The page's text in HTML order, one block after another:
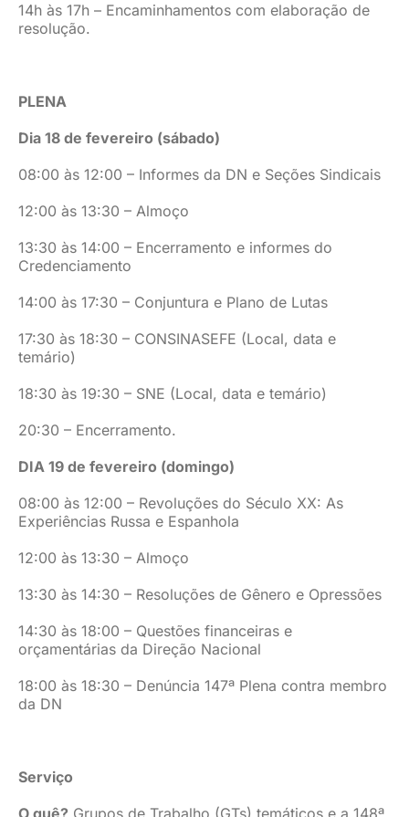
14h às 17h – Encaminhamentos com elaboração de
resolução.
PLENA
Dia 18 de fevereiro (sábado)
08:00 às 12:00 – Informes da DN e Seções Sindicais
12:00 às 13:30 – Almoço
13:30 às 14:00 – Encerramento e informes do
Credenciamento
14:00 às 17:30 – Conjuntura e Plano de Lutas
17:30 às 18:30 – CONSINASEFE (Local, data e
temário)
18:30 às 19:30 – SNE (Local, data e temário)
20:30 – Encerramento.
DIA 19 de fevereiro (domingo)
08:00 às 12:00 – Revoluções do Século XX: As
Experiências Russa e Espanhola
12:00 às 13:30 – Almoço
13:30 às 14:30 – Resoluções de Gênero e Opressões
14:30 às 18:00 – Questões financeiras e
orçamentárias da Direção Nacional
18:00 às 18:30 – Denúncia 147ª Plena contra membro
da DN
Serviço